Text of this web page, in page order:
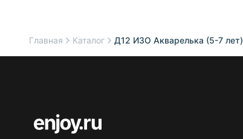
Главная Каталог Д12 ИЗО Акварелька (5-7 лет)